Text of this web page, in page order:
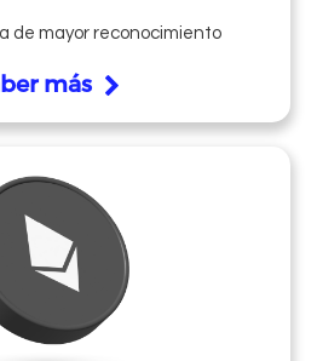
de mayor reconocimiento
más